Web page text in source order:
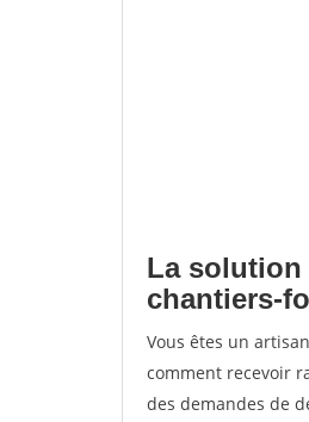
La solution
chantiers-
Vous êtes un
comment recevoir
des demandes de